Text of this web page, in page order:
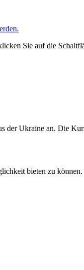
Sie auf die
Ukraine an. Die
bieten zu können.